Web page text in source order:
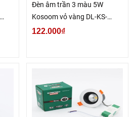
Đèn âm trần 3 màu 5W
Kosoom vỏ vàng DL-KS-
DMV-5
122.000₫